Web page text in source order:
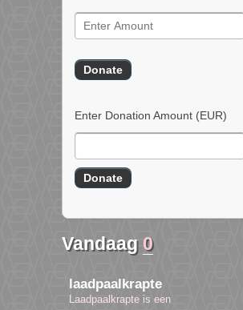
Enter Donation Amount (EUR)
Vandaag 0
laadpaalkrapte
Laadpaalkrapte is een